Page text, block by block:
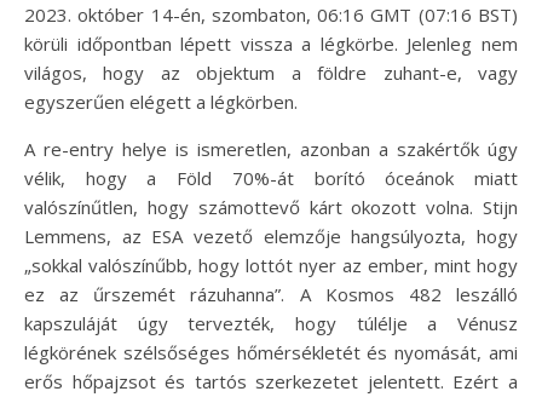
2023. október 14-én, szombaton, 06:16 GMT (07:16 BST)
körüli időpontban lépett vissza a légkörbe. Jelenleg nem
világos, hogy az objektum a földre zuhant-e, vagy
egyszerűen elégett a légkörben.
A re-entry helye is ismeretlen, azonban a szakértők úgy
vélik, hogy a Föld 70%-át borító óceánok miatt
valószínűtlen, hogy számottevő kárt okozott volna. Stijn
Lemmens, az ESA vezető elemzője hangsúlyozta, hogy
„sokkal valószínűbb, hogy lottót nyer az ember, mint hogy
ez az űrszemét rázuhanna”. A Kosmos 482 leszálló
kapszuláját úgy tervezték, hogy túlélje a Vénusz
légkörének szélsőséges hőmérsékletét és nyomását, ami
erős hőpajzsot és tartós szerkezetet jelentett. Ezért a